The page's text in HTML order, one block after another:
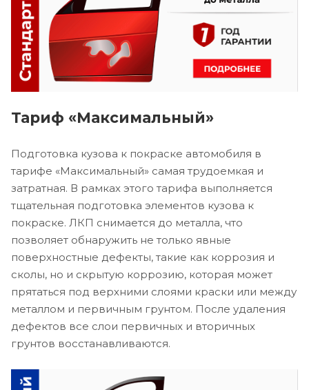
Тариф «Максимальный»
Подготовка кузова к покраске автомобиля в
тарифе «Максимальный» самая трудоемкая и
затратная. В рамках этого тарифа выполняется
тщательная подготовка элементов кузова к
покраске. ЛКП снимается до металла, что
позволяет обнаружить не только явные
поверхностные дефекты, такие как коррозия и
сколы, но и скрытую коррозию, которая может
прятаться под верхними слоями краски или между
металлом и первичным грунтом. После удаления
дефектов все слои первичных и вторичных
грунтов восстанавливаются.